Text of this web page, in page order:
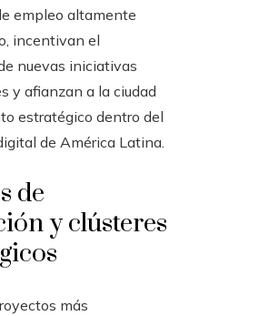
empleo altamente
incentivan el
nuevas iniciativas
y afianzan a la ciudad
estratégico dentro del
de América Latina.
de
y clústeres
más